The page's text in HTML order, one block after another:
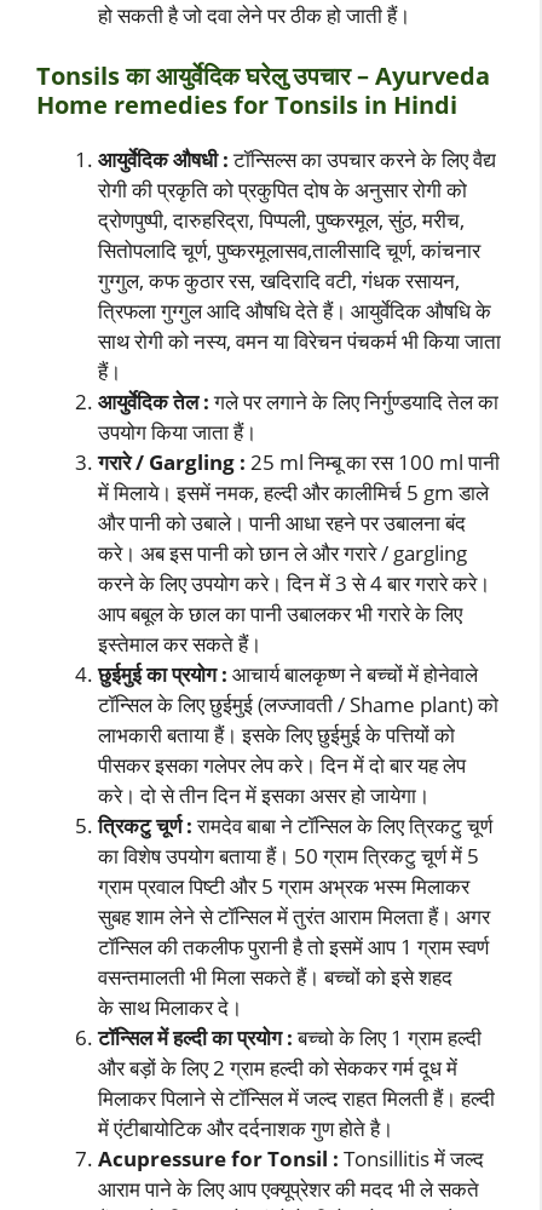
हो सकती है जो दवा लेने पर ठीक हो जाती हैं।
Tonsils का आयुर्वेदिक घरेलु उपचार – Ayurveda
Home remedies for Tonsils in Hindi
आयुर्वेदिक औषधी :टॉन्सिल्स का उपचार करने के लिए वैद्य
रोगी की प्रकृति को प्रकुपित दोष के अनुसार रोगी को
द्रोणपुष्पी, दारुहरिद्रा, पिप्पली, पुष्करमूल, सुंठ, मरीच,
सितोपलादि चूर्ण, पुष्करमूलासव,तालीसादि चूर्ण, कांचनार
गुग्गुल, कफ कुठार रस, खदिरादि वटी, गंधक रसायन,
त्रिफला गुग्गुल आदि औषधि देते हैं। आयुर्वेदिक औषधि के
साथ रोगी को नस्य, वमन या विरेचन पंचकर्म भी किया जाता
हैं।
आयुर्वेदिक तेल :गले पर लगाने के लिए निर्गुण्डयादि तेल का
उपयोग किया जाता हैं।
गरारे / Gargling : 25 ml निम्बू का रस 100 ml पानी
में मिलाये। इसमें नमक, हल्दी और कालीमिर्च 5 gm डाले
और पानी को उबाले। पानी आधा रहने पर उबालना बंद
करे। अब इस पानी को छान ले और गरारे / gargling
करने के लिए उपयोग करे। दिन में 3 से 4 बार गरारे करे।
आप बबूल के छाल का पानी उबालकर भी गरारे के लिए
इस्तेमाल कर सकते हैं।
छुईमुई का प्रयोग : आचार्य बालकृष्ण ने बच्चों में होनेवाले
टॉन्सिल के लिए छुईमुई (लज्जावती / Shame plant) को
लाभकारी बताया हैं। इसके लिए छुईमुई के पत्तियों को
पीसकर इसका गलेपर लेप करे। दिन में दो बार यह लेप
करे। दो से तीन दिन में इसका असर हो जायेगा।
त्रिकटु चूर्ण :रामदेव बाबा ने टॉन्सिल के लिए त्रिकटु चूर्ण
का विशेष उपयोग बताया हैं। 50 ग्राम त्रिकटु चूर्ण में 5
ग्राम प्रवाल पिष्टी और 5 ग्राम अभ्रक भस्म मिलाकर
सुबह शाम लेने से टॉन्सिल में तुरंत आराम मिलता हैं। अगर
टॉन्सिल की तकलीफ पुरानी है तो इसमें आप 1 ग्राम स्वर्ण
वसन्तमालती भी मिला सकते हैं। बच्चों को इसे शहद
के साथ मिलाकर दे।
टॉन्सिल में हल्दी का प्रयोग :बच्चो के लिए 1 ग्राम हल्दी
और बड़ों के लिए 2 ग्राम हल्दी को सेककर गर्म दूध में
मिलाकर पिलाने से टॉन्सिल में जल्द राहत मिलती हैं। हल्दी
में एंटीबायोटिक और दर्दनाशक गुण होते है।
Acupressure for Tonsil : Tonsillitis में जल्द
आराम पाने के लिए आप एक्यूप्रेशर की मदद भी ले सकते